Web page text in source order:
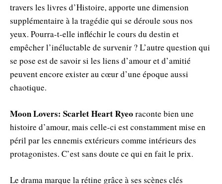
travers les livres d’Histoire, apporte une dimension
supplémentaire à la tragédie qui se déroule sous nos
yeux. Pourra-t-elle infléchir le cours du destin et
empêcher l’inéluctable de survenir ? L’autre question qui
se pose est de savoir si les liens d’amour et d’amitié
peuvent encore exister au cœur d’une époque aussi
chaotique.
Moon Lovers: Scarlet Heart Ryeo raconte bien une
histoire d’amour, mais celle-ci est constamment mise en
péril par les ennemis extérieurs comme intérieurs des
protagonistes. C’est sans doute ce qui en fait le prix.
Le drama marque la rétine grâce à ses scènes clés